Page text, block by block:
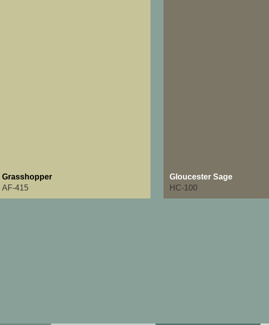
Grasshopper
AF-415
Gloucester Sage
HC-100